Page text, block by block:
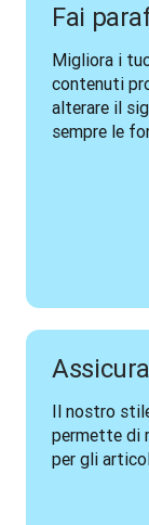
Fai
Migliora i
contenuti
alterare il
sempre le
Il nostro
permette di
per gli